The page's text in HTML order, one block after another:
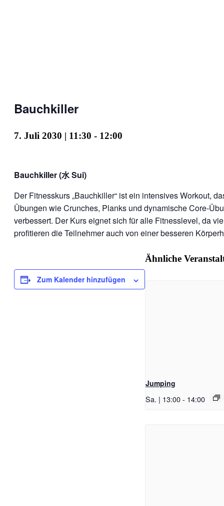
Bauchkiller
7. Juli 2030 | 11:30 - 12:00
Bauchkiller (水 Sui)
Der Fitnesskurs „Bauchkiller“ ist ein intensives Workout,
Übungen wie Crunches, Planks und dynamische Core-
verbessert. Der Kurs eignet sich für alle Fitnesslevel, da
profitieren die Teilnehmer auch von einer besseren
Zum Kalender hinzufügen
Ähnliche
Jumping
Sa. | 13:00- 14:00